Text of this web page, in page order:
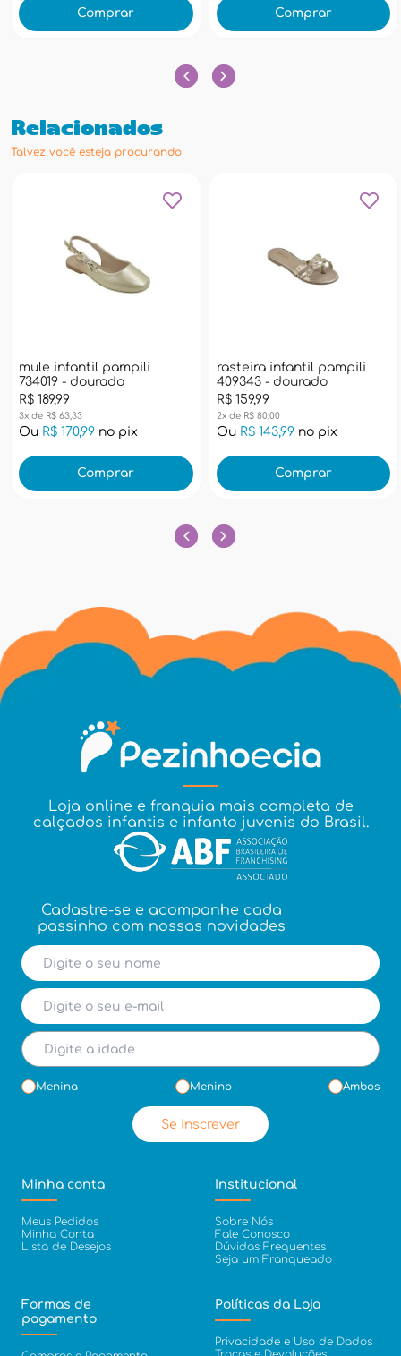
Comprar Comprar
Relacionados
Talvez você esteja procurando
mule infantil pampili
734019 - dourado
R$ 189,99
3x de R$ 63,33
Ou R$ 170,99 no pix
Comprar
rasteira infantil pampili
409343 - dourado
R$ 159,99
2x de R$ 80,00
Ou R$ 143,99no pix
Comprar
Loja online e franquia mais completa de
calçados infantis e infanto juvenis do Brasil.
Cadastre-se e acompanhe cada
passinho com nossas novidades
Menina Menino Ambos
Se inscrever
Minha conta
Meus Pedidos
Minha Conta
Lista de Desejos
Institucional
Sobre Nós
Fale Conosco
Dúvidas Frequentes
Seja um Franqueado
Formas de
pagamento
Políticas da Loja
Privacidade e Uso de Dados